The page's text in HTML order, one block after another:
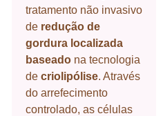
tratamento não invasivo
de redução de
gordura localizada
baseadona tecnologia
de criolipólise. Através
do arrefecimento
controlado, as células